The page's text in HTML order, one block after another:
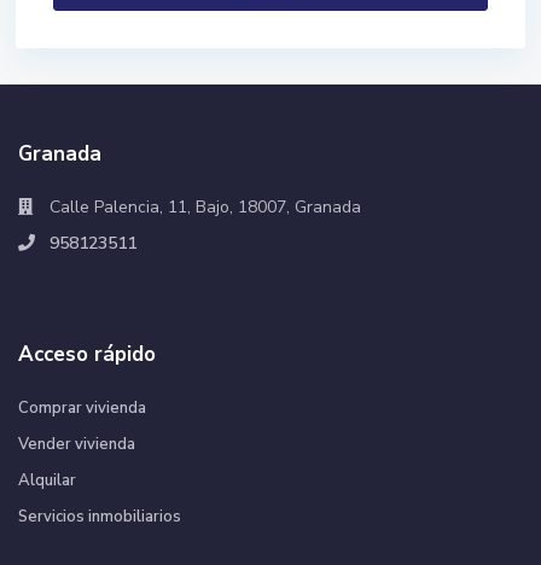
Granada
Calle Palencia, 11, Bajo, 18007, Granada
958123511
Acceso rápido
Comprar vivienda
Vender vivienda
Alquilar
Servicios inmobiliarios